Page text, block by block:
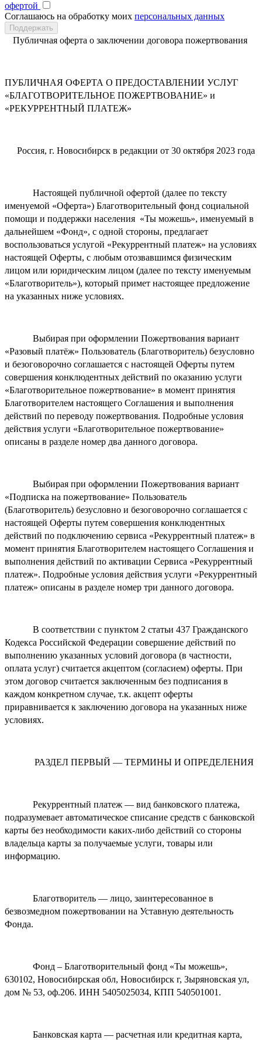
офертой
Соглашаюсь на обработку моих персональных данных
Публичная оферта о заключении договора пожертвования
ПУБЛИЧНАЯ ОФЕРТА О ПРЕДОСТАВЛЕНИИ УСЛУГ
«БЛАГОТВОРИТЕЛЬНОЕ ПОЖЕРТВОВАНИЕ» и
«РЕКУРРЕНТНЫЙ ПЛАТЕЖ»
Россия, г. Новосибирск в редакции от 30 октября 2023 года
Настоящей публичной офертой (далее по тексту
именуемой «Оферта») Благотворительный фонд социальной
помощи и поддержки населения «Ты можешь», именуемый в
дальнейшем «Фонд», с одной стороны, предлагает
воспользоваться услугой «Рекуррентный платеж» на условиях
настоящей Оферты, с любым отозвавшимся физическим
лицом или юридическим лицом (далее по тексту именуемым
«Благотворитель»), который примет настоящее предложение
на указанных ниже условиях.
Выбирая при оформлении Пожертвования вариант
«Разовый платёж» Пользователь (Благотворитель) безусловно
и безоговорочно соглашается с настоящей Оферты путем
совершения конклюдентных действий по оказанию услуги
«Благотворительное пожертвование» в момент принятия
Благотворителем настоящего Соглашения и выполнения
действий по переводу пожертвования. Подробные условия
действия услуги «Благотворительное пожертвование»
описаны в разделе номер два данного договора.
Выбирая при оформлении Пожертвования вариант
«Подписка на пожертвование» Пользователь
(Благотворитель) безусловно и безоговорочно соглашается с
настоящей Оферты путем совершения конклюдентных
действий по подключению сервиса «Рекуррентный платеж» в
момент принятия Благотворителем настоящего Соглашения и
выполнения действий по активации Сервиса «Рекуррентный
платеж». Подробные условия действия услуги «Рекуррентный
платеж» описаны в разделе номер три данного договора.
В соответствии с пунктом 2 статьи 437 Гражданского
Кодекса Российской Федерации совершение действий по
выполнению указанных условий договора (в частности,
оплата услуг) считается акцептом (согласием) оферты. При
этом договор считается заключенным без подписания в
каждом конкретном случае, т.к. акцепт оферты
приравнивается к заключению договора на указанных ниже
условиях.
РАЗДЕЛ ПЕРВЫЙ — ТЕРМИНЫ И ОПРЕДЕЛЕНИЯ
Рекуррентный платеж — вид банковского платежа,
подразумевает автоматическое списание средств с банковской
карты без необходимости каких-либо действий со стороны
владельца карты за получаемые услуги, товары или
информацию.
Благотворитель — лицо, заинтересованное в
безвозмедном пожертвовании на Уставную деятельность
Фонда.
Фонд – Благотворительный фонд «Ты можешь»,
630102, Новосибирская обл, Новосибирск г, Зыряновская ул,
дом № 53, оф.206. ИНН 5405025034, КПП 540501001.
Банковская карта — расчетная или кредитная карта,